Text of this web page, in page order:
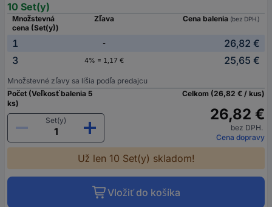
10 Set(y)
Množstevná
cena (Set(y))
Zľava Cena balenia (bez DPH.)
1 -
26,82 €
3
4% = 1,17 € 25,65 €
Množstevné zľavy sa líšia podľa predajcu
Počet (Veľkosť balenia 5
ks)
Set(y)
Celkom (26,82 € / kus)
26,82 €
bez DPH.
Cena dopravy
Už len 10 Set(y) skladom!
Vložiť do košíka